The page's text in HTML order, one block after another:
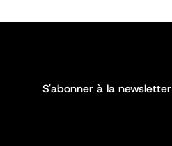
S'abonner à la newsletter